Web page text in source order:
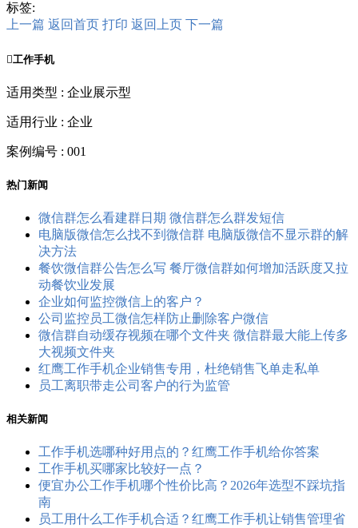
标签:
上一篇 返回首页 打印 返回上页 下一篇
工作手机
适用类型 : 企业展示型
适用行业 : 企业
案例编号 : 001
热门新闻
微信群怎么看建群日期 微信群怎么群发短信
电脑版微信怎么找不到微信群 电脑版微信不显示群的解
决方法
餐饮微信群公告怎么写 餐厅微信群如何增加活跃度又拉
动餐饮业发展
企业如何监控微信上的客户？
公司监控员工​微信怎样防止删除客户微信
微信群自动缓存视频在哪个文件夹 微信群最大能上传多
大视频文件夹
红鹰工作手机企业销售专用，杜绝销售飞单走私单
员工离职带走公司客户的行为监管
相关新闻
工作手机选哪种好用点的？红鹰工作手机给你答案
工作手机买哪家比较好一点？
便宜办公工作手机哪个性价比高？2026年选型不踩坑指
南
员工用什么工作手机合适？红鹰工作手机让销售管理省